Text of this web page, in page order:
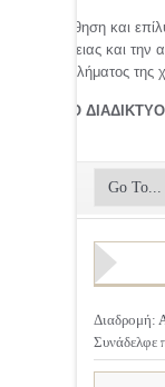
προώθηση και
οικογένειας και την
προβλήματος της
ΣΤΟ ΔΙΑΔΙΚΤΥΟ
Διαδρομή:
Συνάδελφε